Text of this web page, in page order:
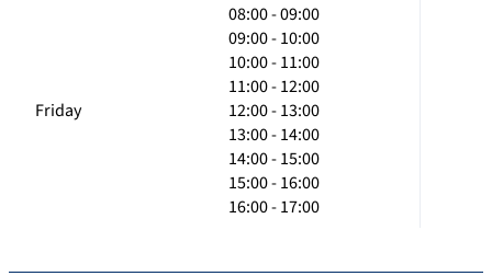
Friday
08:00 - 09:00
09:00 - 10:00
10:00 - 11:00
11:00 - 12:00
12:00 - 13:00
13:00 - 14:00
14:00 - 15:00
15:00 - 16:00
16:00 - 17:00